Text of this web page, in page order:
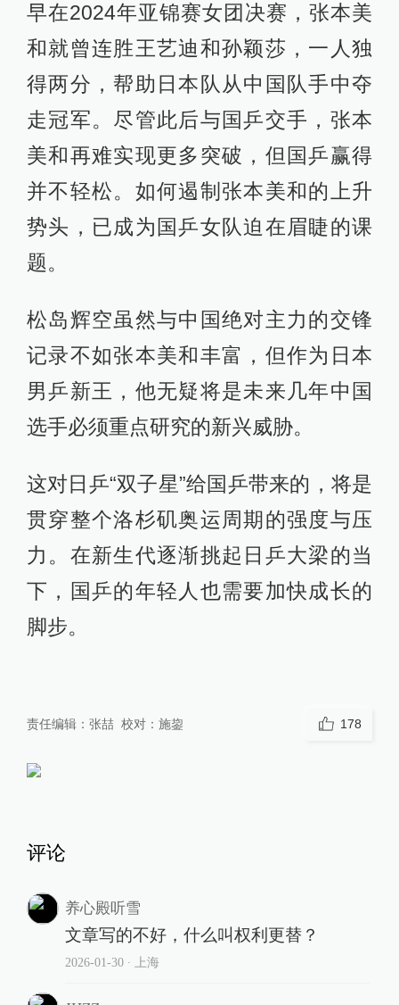
早在2024年亚锦赛女团决赛，张本美
和就曾连胜王艺迪和孙颖莎，一人独
得两分，帮助日本队从中国队手中夺
走冠军。尽管此后与国乒交手，张本
美和再难实现更多突破，但国乒赢得
并不轻松。如何遏制张本美和的上升
势头，已成为国乒女队迫在眉睫的课
题。
松岛辉空虽然与中国绝对主力的交锋
记录不如张本美和丰富，但作为日本
男乒新王，他无疑将是未来几年中国
选手必须重点研究的新兴威胁。
这对日乒“双子星”给国乒带来的，将是
贯穿整个洛杉矶奥运周期的强度与压
力。在新生代逐渐挑起日乒大梁的当
下，国乒的年轻人也需要加快成长的
脚步。
责任编辑： 张喆 校对： 施鋆 178
评论
养心殿听雪
文章写的不好，什么叫权利更替？
2026-01-30∙ 上海